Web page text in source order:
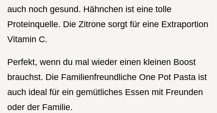
auch noch gesund. Hähnchen ist eine tolle
Proteinquelle. Die Zitrone sorgt für eine Extraportion
Vitamin C.
Perfekt, wenn du mal wieder einen kleinen Boost
brauchst. Die Familienfreundliche One Pot Pasta ist
auch ideal für ein gemütliches Essen mit Freunden
oder der Familie.